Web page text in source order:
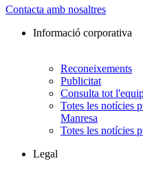
Contacta amb nosaltres
Informació corporativa
Reconeixements
Publicitat
Consulta tot
Totes les notícies
Manresa
Totes les notícies
Legal